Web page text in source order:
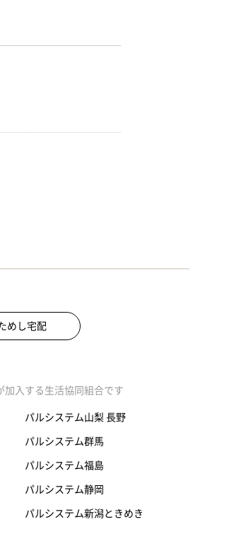
めし宅配
加入する生活協同組合です
パルシステム山梨 長野
パルシステム群馬
パルシステム福島
パルシステム静岡
パルシステム新潟ときめき